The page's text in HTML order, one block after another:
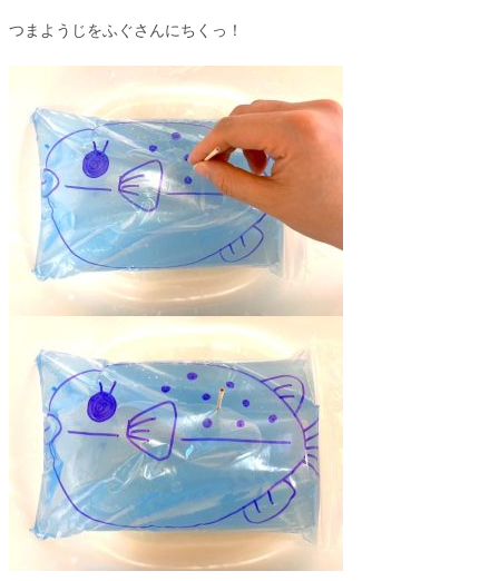
つまようじをふぐさんにちくっ！